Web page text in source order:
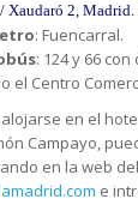
Xaudaró 2, Madrid.
: Fuencarral.
: 124 y 66
el Centro
en el
Campayo,
en la web
e